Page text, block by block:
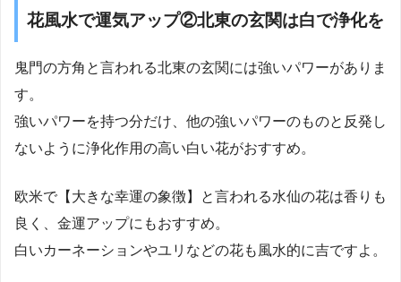
花風水で運気アップ②北東の玄関は白で浄化を
鬼門の方角と言われる北東の玄関には強いパワーがありま
す。
強いパワーを持つ分だけ、他の強いパワーのものと反発し
ないように浄化作用の高い白い花がおすすめ。
欧米で【大きな幸運の象徴】と言われる水仙の花は香りも
良く、金運アップにもおすすめ。
白いカーネーションやユリなどの花も風水的に吉ですよ。